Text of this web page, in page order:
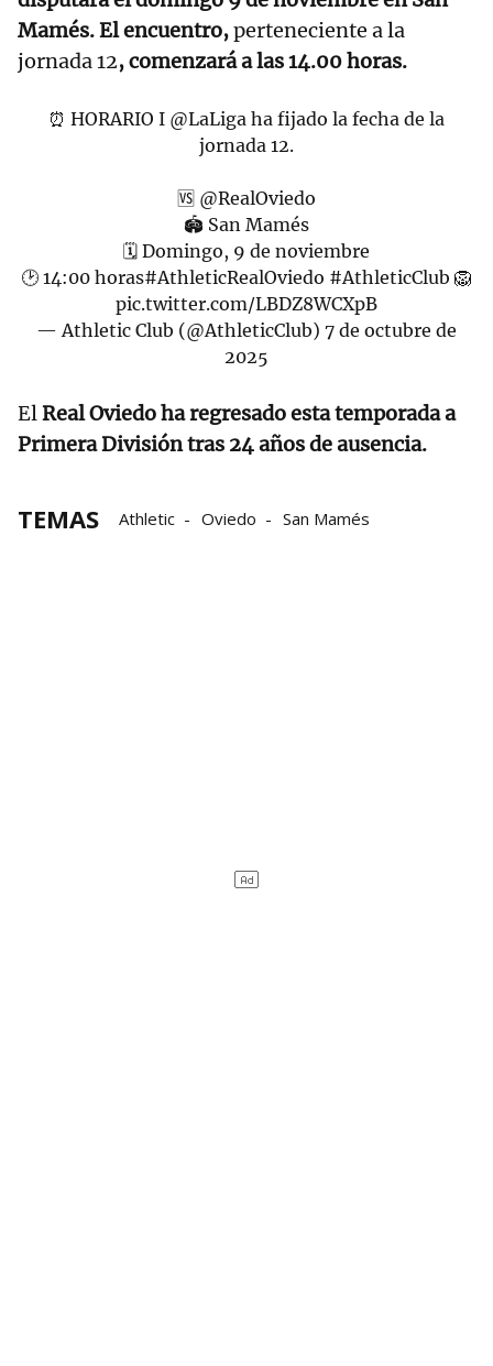
Mamés. El encuentro,perteneciente a la
jornada 12, comenzará a las 14.00 horas.
⏰ HORARIO I @LaLiga ha fijado la fecha de la
jornada 12.
🆚 @RealOviedo
🏟️ San Mamés
🗓️ Domingo, 9 de noviembre
🕑 14:00 horas#AthleticRealOviedo #AthleticClub 🦁
pic.twitter.com/LBDZ8WCXpB
— Athletic Club (@AthleticClub) 7 de octubre de
2025
ElReal Oviedo ha regresado esta temporada a
Primera División tras 24 años de ausencia.
TEMAS Athletic Oviedo San Mamés